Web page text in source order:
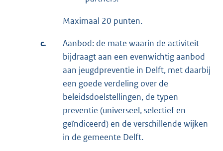
Maximaal 20 punten.
c.
Aanbod: de mate waarin de activiteit
bijdraagt aan een evenwichtig aanbod
aan jeugdpreventie in Delft, met daarbij
een goede verdeling over de
beleidsdoelstellingen, de typen
preventie (universeel, selectief en
geïndiceerd) en de verschillende wijken
in de gemeente Delft.